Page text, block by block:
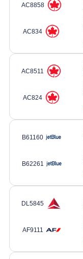
AC8858
AC834
AC8511
AC824
B61160
B62261
DL5845
AF9111